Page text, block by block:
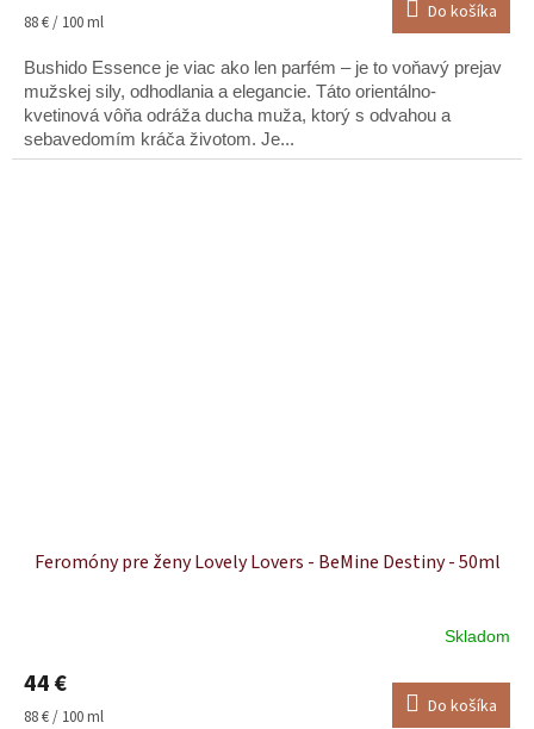
je
z
hviezdičiek.
Jednotková
88 € / 100 ml Do košíka
Bushido Essence je viac ako len parfém – je to voňavý prejav
mužskej sily, odhodlania a elegancie. Táto orientálno-
kvetinová vôňa odráža ducha muža, ktorý s odvahou a
sebavedomím kráča životom. Je...
Feromóny pre ženy Lovely Lovers - BeMine Destiny - 50ml
Skladom
44 €
Jednotková
88 € / 100 ml Do košíka